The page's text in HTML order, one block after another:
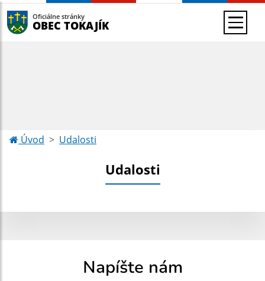
Oficiálne stránky
OBEC TOKAJÍK
Úvod Udalosti
Udalosti
Napíšte nám